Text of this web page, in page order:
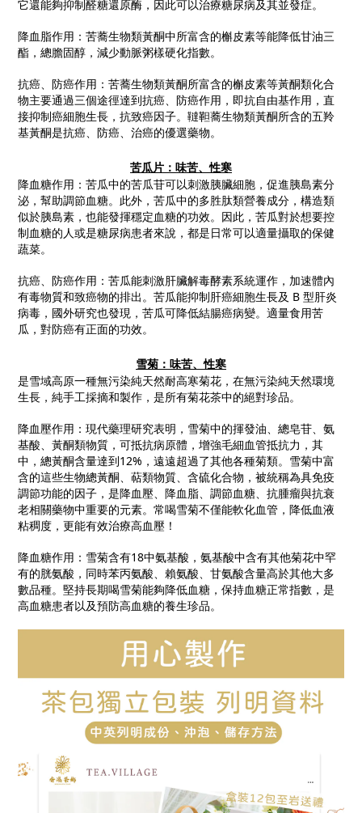
它還能夠抑制醛糖還原酶，因此可以治療糖尿病及其並發症。
降血脂作用：苦蕎生物類黃酮中所富含的槲皮素等能降低甘油三
酯，總膽固醇，減少動脈粥樣硬化指數。
抗癌、防癌作用：苦蕎生物類黃酮所富含的槲皮素等黃酮類化合
物主要通過三個途徑達到抗癌、防癌作用，即抗自由基作用，直
接抑制癌細胞生長，抗致癌因子。韃靼蕎生物類黃酮所含的五羚
基黃酮是抗癌、防癌、治癌的優選藥物。
苦瓜片：味苦、性寒
降血糖作用：苦瓜中的苦瓜苷可以刺激胰臟細胞，促進胰島素分
泌，幫助調節血糖。此外，苦瓜中的多胜肽類營養成分，構造類
似於胰島素，也能發揮穩定血糖的功效。因此，苦瓜對於想要控
制血糖的人或是糖尿病患者來說，都是日常可以適量攝取的保健
蔬菜。
抗癌、防癌作用：苦瓜能刺激肝臟解毒酵素系統運作，加速體內
有毒物質和致癌物的排出。苦瓜能抑制肝癌細胞生長及 B 型肝炎
病毒，國外研究也發現，苦瓜可降低結腸癌病變。適量食用苦
瓜，對防癌有正面的功效。
雪菊：味苦、性寒
是雪域高原一種無污染純天然耐高寒菊花，在無污染純天然環境
生長，純手工採摘和製作，是所有菊花茶中的絕對珍品。
降血壓作用：現代藥理研究表明，雪菊中的揮發油、總皂苷、氨
基酸、黃酮類物質，可抵抗病原體，增強毛細血管抵抗力，其
中，總黃酮含量達到12%，遠遠超過了其他各種菊類。雪菊中富
含的這些生物總黃酮、萜類物質、含硫化合物，被統稱為具免疫
調節功能的因子，是降血壓、降血脂、調節血糖、抗腫瘤與抗衰
老相關藥物中重要的元素。常喝雪菊不僅能軟化血管，降低血液
粘稠度，更能有效治療高血壓！
降血糖作用：雪菊含有18中氨基酸，氨基酸中含有其他菊花中罕
有的胱氨酸，同時苯丙氨酸、賴氨酸、甘氨酸含量高於其他大多
數品種。堅持長期喝雪菊能夠降低血糖，保持血糖正常指數，是
高血糖患者以及預防高血糖的養生珍品。